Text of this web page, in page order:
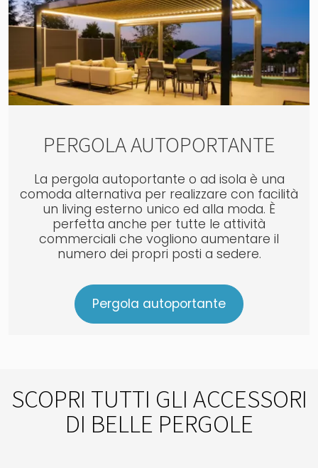
PERGOLA AUTOPORTANTE
La pergola autoportante o ad isola è una
comoda alternativa per realizzare con facilità
un living esterno unico ed alla moda. È
perfetta anche per tutte le attività
commerciali che vogliono aumentare il
numero dei propri posti a sedere.
Pergola autoportante
SCOPRI TUTTI GLI ACCESSORI
DI BELLE PERGOLE